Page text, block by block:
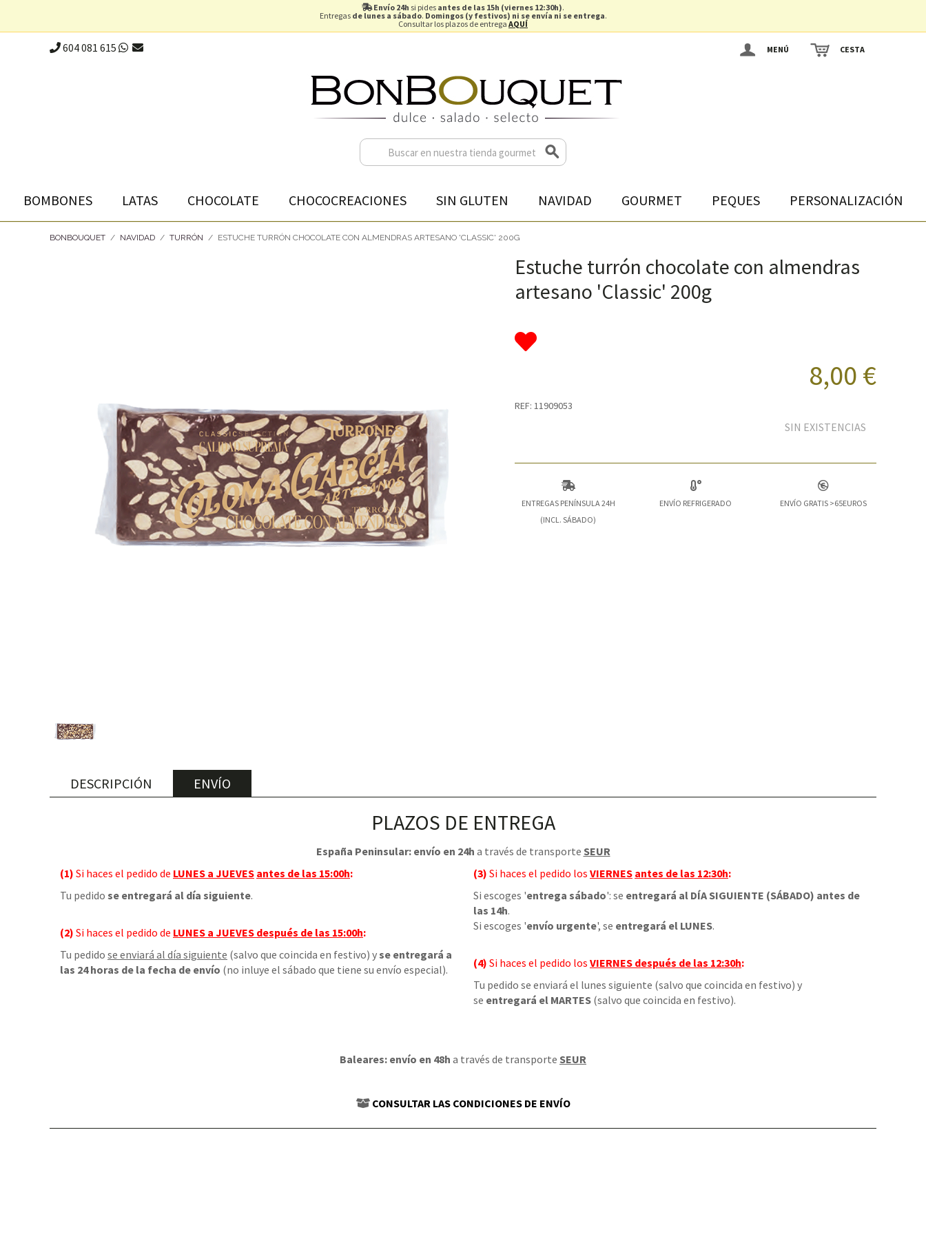
Envío 24h si pides antes de las 15h (viernes 12:30h).
Entregas de lunes a sábado. Domingos (y festivos) ni se envía ni se entrega.
Consultar los plazos de entrega AQUÍ
604 081 615 MENÚ CESTA
BOMBONES LATAS CHOCOLATE CHOCOCREACIONES SIN GLUTEN NAVIDAD GOURMET PEQUES PERSONALIZACIÓN
BONBOUQUET / NAVIDAD / TURRÓN / ESTUCHE TURRÓN CHOCOLATE CON ALMENDRAS ARTESANO 'CLASSIC' 200G
Estuche turrón chocolate con almendras
artesano 'Classic' 200g
8,00 €
REF: 11909053
SIN EXISTENCIAS
ENTREGAS PENÍNSULA 24H
(INCL. SÁBADO)
ENVÍO REFRIGERADO ENVÍO GRATIS >65EUROS
DESCRIPCIÓN ENVÍO
PLAZOS DE ENTREGA
España Peninsular: envío en 24h a través de transporte SEUR
(1) Si haces el pedido de LUNES a JUEVES antes de las 15:00h:
Tu pedido se entregará al día siguiente.
(2) Si haces el pedido de LUNES a JUEVES después de las 15:00h:
Tu pedido se enviará al día siguiente (salvo que coincida en festivo) yse entregará a
las 24 horas de la fecha de envío (no inluye el sábado que tiene su envío especial).
(3) Si haces el pedido los VIERNES antes de las 12:30h:
Si escoges 'entrega sábado': se entregará al DÍA SIGUIENTE (SÁBADO) antes de
las 14h.
Si escoges 'envío urgente', se entregará el LUNES.
(4) Si haces el pedido los VIERNES después de las 12:30h:
Tu pedido se enviará el lunes siguiente (salvo que coincida en festivo) y
se entregará el MARTES (salvo que coincida en festivo).
Baleares: envío en 48h a través de transporte SEUR
CONSULTAR LAS CONDICIONES DE ENVÍO